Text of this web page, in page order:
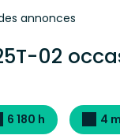
annonces
02
6 180 h 4 m